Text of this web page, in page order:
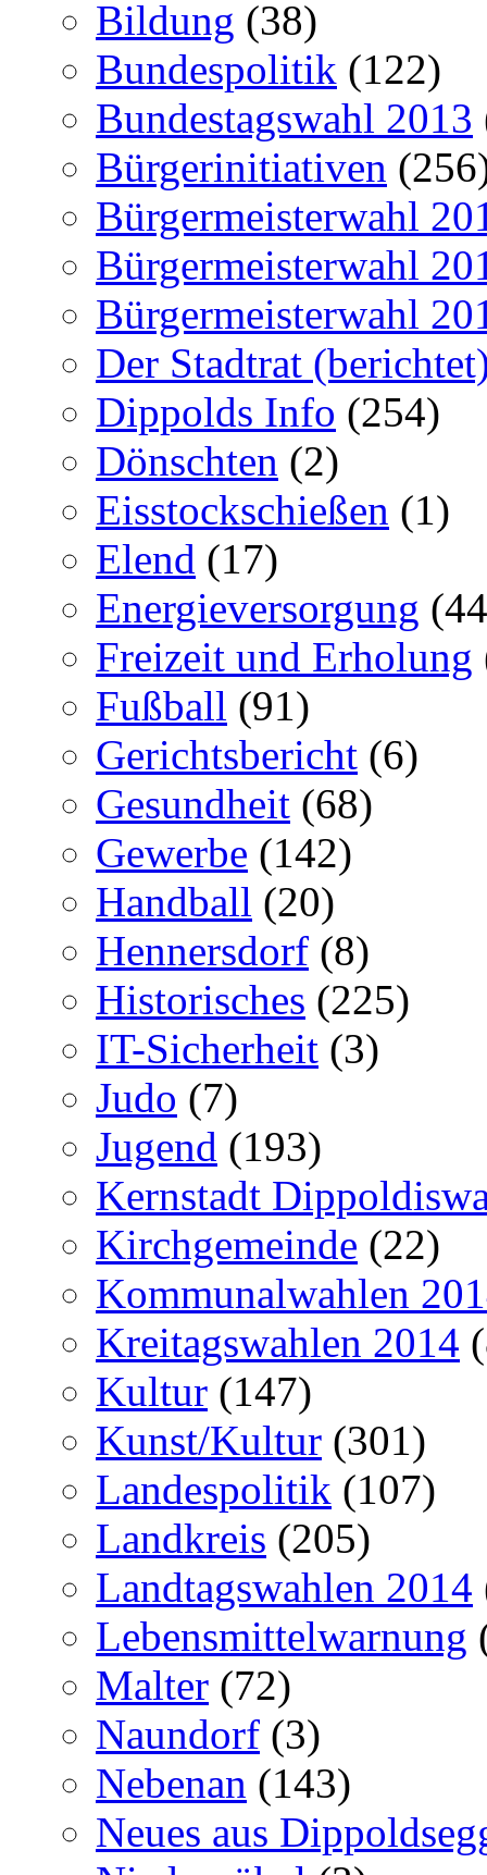
Bildung (38)
Bundespolitik (122)
Bundestagswahl 2013
Bürgerinitiativen
Bürgermeisterwahl
Bürgermeisterwahl
Bürgermeisterwahl
Der Stadtrat
Dippolds Info (254)
Dönschten (2)
Eisstockschießen (1)
Elend (17)
Energieversorgung
Freizeit und Erholung
Fußball (91)
Gerichtsbericht (6)
Gesundheit (68)
Gewerbe (142)
Handball (20)
Hennersdorf (8)
Historisches (225)
IT-Sicherheit (3)
Judo (7)
Jugend (193)
Kernstadt
Kirchgemeinde (22)
Kommunalwahlen
Kreitagswahlen 2014
Kultur (147)
Kunst/Kultur (301)
Landespolitik (107)
Landkreis (205)
Landtagswahlen 2014
Lebensmittelwarnung
Malter (72)
Naundorf (3)
Nebenan (143)
Neues aus